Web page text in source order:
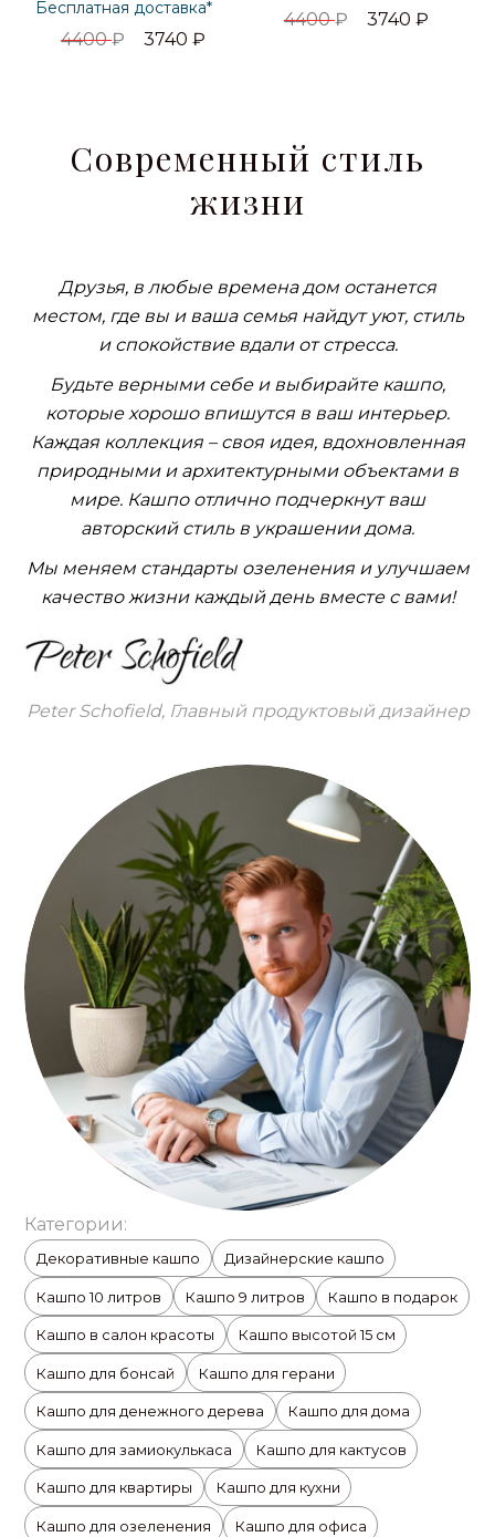
Бесплатная доставка*
4400₽ 3740₽
4400₽ 3740 ₽
Современный стиль
жизни
Друзья, в любые времена дом останется
местом, где вы и ваша семья найдут уют, стиль
и спокойствие вдали от стресса.
Будьте верными себе и выбирайте кашпо,
которые хорошо впишутся в ваш интерьер.
Каждая коллекция – своя идея, вдохновленная
природными и архитектурными объектами в
мире. Кашпо отлично подчеркнут ваш
авторский стиль в украшении дома.
Мы меняем стандарты озеленения и улучшаем
качество жизни каждый день вместе с вами!
Peter Schofield, Главный продуктовый дизайнер
Категории:
Декоративные кашпо Дизайнерские кашпо
Кашпо 10 литров Кашпо 9 литров Кашпо в подарок
Кашпо в салон красоты Кашпо высотой 15 см
Кашпо для бонсай Кашпо для герани
Кашпо для денежного дерева Кашпо для дома
Кашпо для замиокулькаса Кашпо для кактусов
Кашпо для квартиры Кашпо для кухни
Кашпо для озеленения Кашпо для офиса